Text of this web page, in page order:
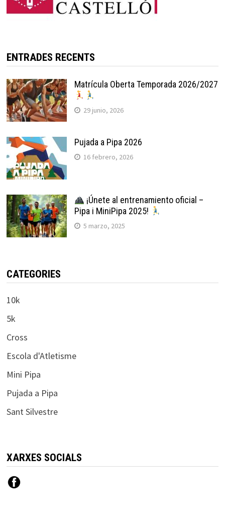
ENTRADES RECENTS
Matrícula Oberta Temporada 2026/2027
29 junio, 2026
Pujada a Pipa 2026
16 febrero, 2026
¡Únete al entrenamiento oficial –
Pipa i MiniPipa 2025!
5 marzo, 2025
CATEGORIES
10k
5k
Cross
Escola d'Atletisme
Mini Pipa
Pujada a Pipa
Sant Silvestre
XARXES SOCIALS